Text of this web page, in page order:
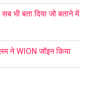
भी बता दिया जो बताने में
ने WION जॉइन किया